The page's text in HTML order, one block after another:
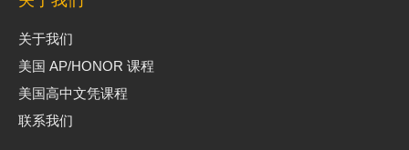
关于我们
美国 AP/HONOR 课程
美国高中文凭课程
联系我们